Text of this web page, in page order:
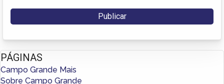
PÁGINAS
Campo Grande Mais
Sobre Campo Grande